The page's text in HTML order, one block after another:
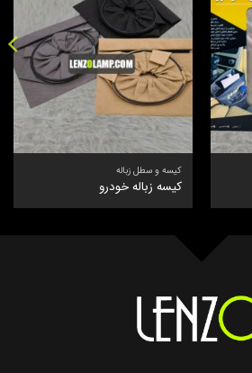
کیسه و سطل زباله
کیسه زباله خودرو